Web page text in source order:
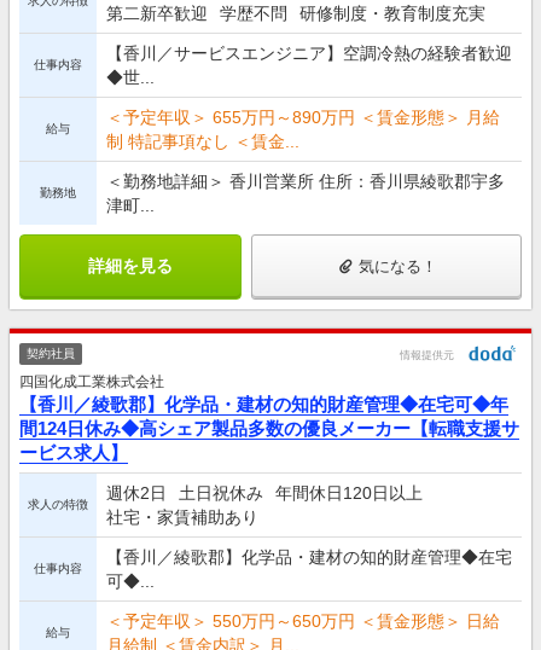
第二新卒歓迎
学歴不問 研修制度・教育制度充実
仕事内容
【香川／サービスエンジニア】空調冷熱の経験者歓迎
◆世...
給与
＜予定年収＞ 655万円～890万円 ＜賃金形態＞ 月給
制 特記事項なし ＜賃金...
勤務地
＜勤務地詳細＞ 香川営業所 住所：香川県綾歌郡宇多
津町...
詳細を見る 気になる！
契約社員 情報提供元
四国化成工業株式会社
【香川／綾歌郡】化学品・建材の知的財産管理◆在宅可◆年
間124日休み◆高シェア製品多数の優良メーカー【転職支援サ
ービス求人】
求人の特徴
週休2日 土日祝休み
年間休日120日以上
社宅・家賃補助あり
仕事内容
【香川／綾歌郡】化学品・建材の知的財産管理◆在宅
可◆...
給与
＜予定年収＞ 550万円～650万円 ＜賃金形態＞ 日給
月給制 ＜賃金内訳＞ 月...